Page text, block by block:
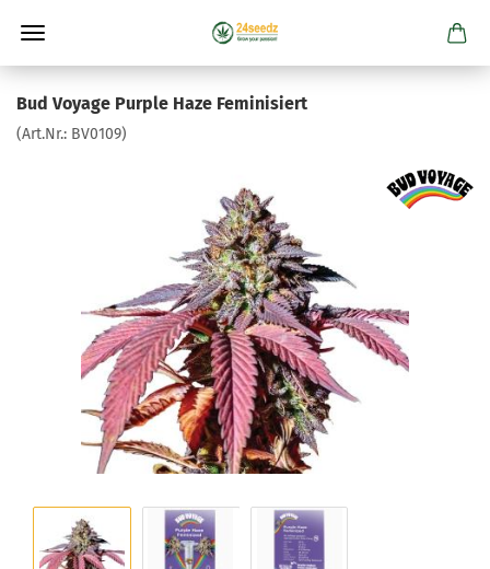
Bud Voyage Purple Haze Feminisiert
(Art.Nr.: BV0109)